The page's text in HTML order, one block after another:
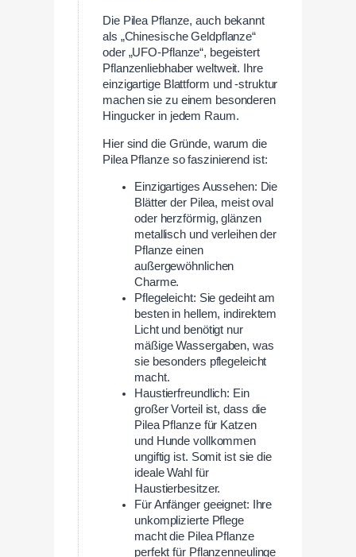
Die Pilea Pflanze, auch bekannt
als „Chinesische Geldpflanze“
oder „UFO-Pflanze“, begeistert
Pflanzenliebhaber weltweit. Ihre
einzigartige Blattform und -struktur
machen sie zu einem besonderen
Hingucker in jedem Raum.
Hier sind die Gründe, warum die
Pilea Pflanze so faszinierend ist:
Einzigartiges Aussehen: Die
Blätter der Pilea, meist oval
oder herzförmig, glänzen
metallisch und verleihen der
Pflanze einen
außergewöhnlichen
Charme.
Pflegeleicht: Sie gedeiht am
besten in hellem, indirektem
Licht und benötigt nur
mäßige Wassergaben, was
sie besonders pflegeleicht
macht.
Haustierfreundlich: Ein
großer Vorteil ist, dass die
Pilea Pflanze für Katzen
und Hunde vollkommen
ungiftig ist. Somit ist sie die
ideale Wahl für
Haustierbesitzer.
Für Anfänger geeignet: Ihre
unkomplizierte Pflege
macht die Pilea Pflanze
perfekt für Pflanzenneulinge